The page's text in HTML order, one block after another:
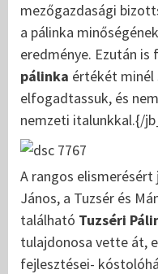
mezőgazdasági
a pálinka
eredménye. Ezután
pálinka értékét minél
elfogadtassuk, és
nemzeti italunkkal.{/
A rangos
János, a Tuzsér és
található Tuzséri
tulajdonosa vette át,
fejlesztései-